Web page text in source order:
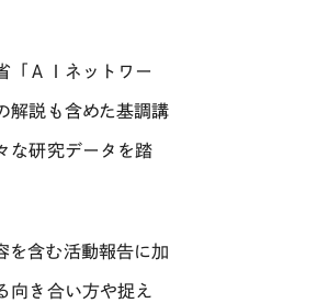
「ＡＩネットワー
解説も含めた基調講
な研究データを踏
を含む活動報告に加
向き合い方や捉え